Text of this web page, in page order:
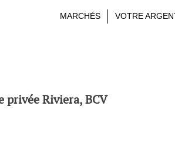
MARCHÉS VOTRE
privée Riviera, BCV